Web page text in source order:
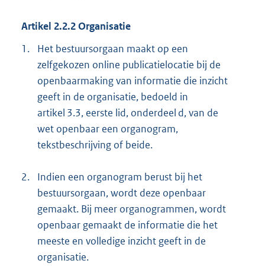
Artikel 2.2.2 Organisatie
1.
Het bestuursorgaan maakt op een
zelfgekozen online publicatielocatie bij de
openbaarmaking van informatie die inzicht
geeft in de organisatie, bedoeld in
artikel 3.3, eerste lid, onderdeel d, van de
wet openbaar een organogram,
tekstbeschrijving of beide.
2.
Indien een organogram berust bij het
bestuursorgaan, wordt deze openbaar
gemaakt. Bij meer organogrammen, wordt
openbaar gemaakt de informatie die het
meeste en volledige inzicht geeft in de
organisatie.